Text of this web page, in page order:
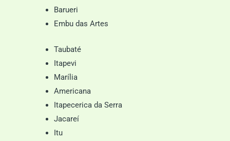
Barueri
Embu das Artes
Taubaté
Itapevi
Marília
Americana
Itapecerica da Serra
Jacareí
Itu